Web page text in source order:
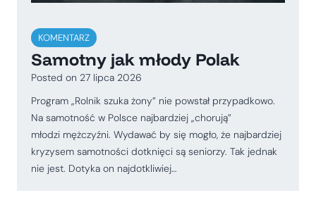
KOMENTARZ
Samotny jak młody Polak
Posted on 27 lipca 2026
Program „Rolnik szuka żony” nie powstał przypadkowo.
Na samotność w Polsce najbardziej „chorują”
młodzi mężczyźni. Wydawać by się mogło, że najbardziej
kryzysem samotności dotknięci są seniorzy. Tak jednak
nie jest. Dotyka on najdotkliwiej…